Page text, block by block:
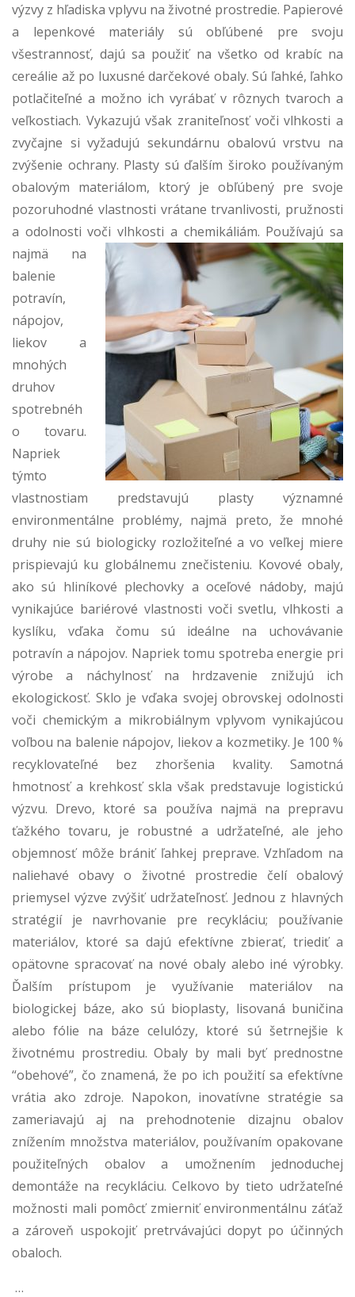
výzvy z hľadiska vplyvu na životné prostredie. Papierové
a lepenkové materiály sú obľúbené pre svoju
všestrannosť, dajú sa použiť na všetko od krabíc na
cereálie až po luxusné darčekové obaly. Sú ľahké, ľahko
potlačiteľné a možno ich vyrábať v rôznych tvaroch a
veľkostiach. Vykazujú však zraniteľnosť voči vlhkosti a
zvyčajne si vyžadujú sekundárnu obalovú vrstvu na
zvýšenie ochrany. Plasty sú ďalším široko používaným
obalovým materiálom, ktorý je obľúbený pre svoje
pozoruhodné vlastnosti vrátane trvanlivosti, pružnosti
a odolnosti voči vlhkosti a chemikáliám. Používajú sa
najmä na
balenie
potravín,
nápojov,
liekov a
mnohých
druhov
spotrebnéh
o tovaru.
Napriek
týmto
vlastnostiam predstavujú plasty významné
environmentálne problémy, najmä preto, že mnohé
druhy nie sú biologicky rozložiteľné a vo veľkej miere
prispievajú ku globálnemu znečisteniu. Kovové obaly,
ako sú hliníkové plechovky a oceľové nádoby, majú
vynikajúce bariérové vlastnosti voči svetlu, vlhkosti a
kyslíku, vďaka čomu sú ideálne na uchovávanie
potravín a nápojov. Napriek tomu spotreba energie pri
výrobe a náchylnosť na hrdzavenie znižujú ich
ekologickosť. Sklo je vďaka svojej obrovskej odolnosti
voči chemickým a mikrobiálnym vplyvom vynikajúcou
voľbou na balenie nápojov, liekov a kozmetiky. Je 100 %
recyklovateľné bez zhoršenia kvality. Samotná
hmotnosť a krehkosť skla však predstavuje logistickú
výzvu. Drevo, ktoré sa používa najmä na prepravu
ťažkého tovaru, je robustné a udržateľné, ale jeho
objemnosť môže brániť ľahkej preprave. Vzhľadom na
naliehavé obavy o životné prostredie čelí obalový
priemysel výzve zvýšiť udržateľnosť. Jednou z hlavných
stratégií je navrhovanie pre recykláciu; používanie
materiálov, ktoré sa dajú efektívne zbierať, triediť a
opätovne spracovať na nové obaly alebo iné výrobky.
Ďalším prístupom je využívanie materiálov na
biologickej báze, ako sú bioplasty, lisovaná buničina
alebo fólie na báze celulózy, ktoré sú šetrnejšie k
životnému prostrediu. Obaly by mali byť prednostne
“obehové”, čo znamená, že po ich použití sa efektívne
vrátia ako zdroje. Napokon, inovatívne stratégie sa
zameriavajú aj na prehodnotenie dizajnu obalov
znížením množstva materiálov, používaním opakovane
použiteľných obalov a umožnením jednoduchej
demontáže na recykláciu. Celkovo by tieto udržateľné
možnosti mali pomôcť zmierniť environmentálnu záťaž
a zároveň uspokojiť pretrvávajúci dopyt po účinných
obaloch.
…